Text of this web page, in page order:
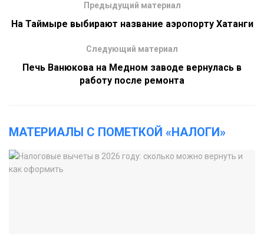
Предыдущий материал
На Таймыре выбирают название аэропорту Хатанги
Следующий материал
Печь Ванюкова на Медном заводе вернулась в
работу после ремонта
МАТЕРИАЛЫ С ПОМЕТКОЙ «НАЛОГИ»